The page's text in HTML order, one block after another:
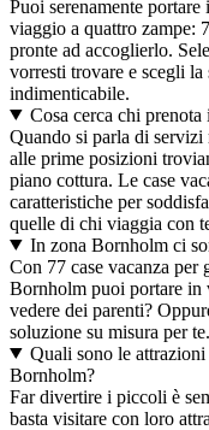
Puoi serenamente
viaggio a quattro zampe:
pronte ad accoglierlo.
vorresti trovare e scegli
indimenticabile.
Cosa cerca chi
Quando si parla di
alle prime posizioni
piano cottura. Le case
caratteristiche per
quelle di chi viaggia con
In zona Bornholm ci
Con 77 case vacanza
Bornholm puoi portare in
vedere dei parenti?
soluzione su misura per te.
Quali sono le
Bornholm?
Far divertire i piccoli è
basta visitare con loro